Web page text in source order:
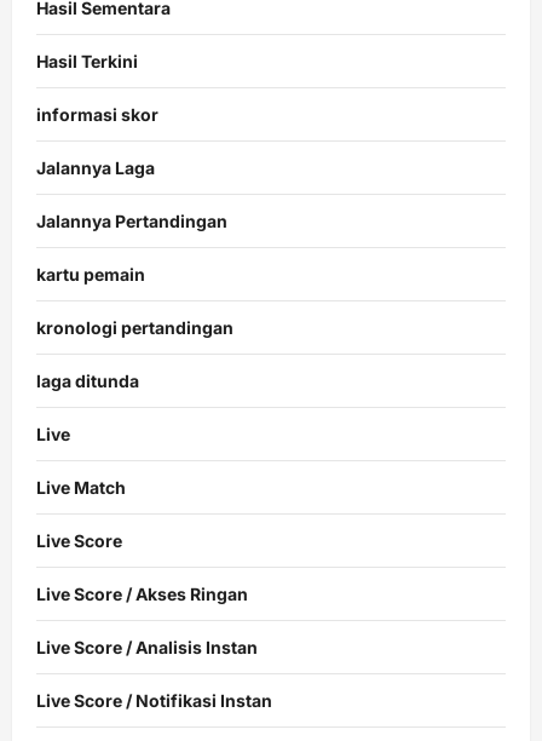
Hasil Sementara
Hasil Terkini
informasi skor
Jalannya Laga
Jalannya Pertandingan
kartu pemain
kronologi pertandingan
laga ditunda
Live
Live Match
Live Score
Live Score / Akses Ringan
Live Score / Analisis Instan
Live Score / Notifikasi Instan